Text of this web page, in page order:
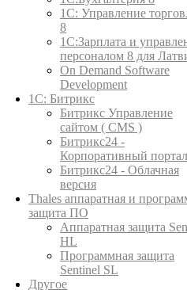
1C: Управление
8
1С:Зарплата и
персоналом 8 для
On Demand Software
Development
1С: Битрикс
Битрикс Управление
сайтом ( CMS )
Битрикс24 -
Корпоративный портал
Битрикс24 - Облачная
версия
Thales аппаратная и
защита ПО
Аппаратная защита
HL
Программная защита
Sentinel SL
Другое